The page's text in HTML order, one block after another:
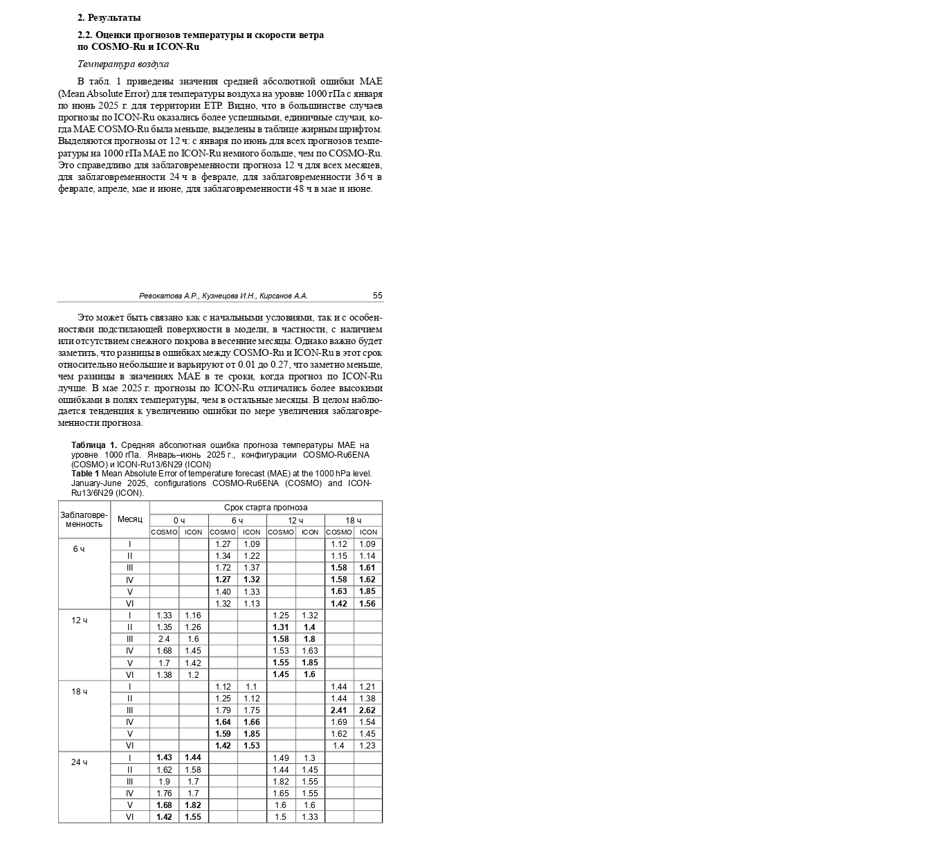
2. Результаты
2.2. Оценки прогнозов температуры и скорости ветра
по COSMO-RuиICON-Ru
Температура воздуха
В табл. 1 приведены значения средней абсолютной ошибки МАЕ
(Mean Absolute Error) для температуры воздуха на уровне 1000 гПа с января
по июнь 2025 г. для территории ЕТР. Видно, что в большинстве случаев
прогнозы поICON-Ruоказались более успешными, единичные случаи, ко-
гда МАЕCOSMO-Ruбыла меньше, выделены в таблице жирным шрифтом.
Выделяются прогнозы от 12 ч: с января по июнь для всех прогнозов темпе-
ратуры на 1000 гПа МАЕ по ICON-Ruнемного больше, чем поCOSMO-Ru.
Это справедливо для заблаговременности прогноза 12 ч для всех месяцев,
для заблаговременности 24 ч в феврале, для заблаговременности 36 ч в
феврале, апреле, мае и июне, для заблаговременности 48 ч в мае и июне.
Ревокатова А.Р., Кузнецова И.Н., Кирсанов А.А. 55
Это может быть связано как с начальными условиями, так и с особен-
ностями подстилающей поверхности в модели, в частности, с наличием
или отсутствием снежного покрова в весенние месяцы. Однако важно будет
заметить, что разницы в ошибках междуCOSMO-RuиICON-Ruв этот срок
относительно небольшие и варьируют от 0.01 до 0.27, что заметно меньше,
чем разницы в значениях МАЕ в те сроки, когда прогноз по ICON-Ru
лучше. В мае 2025 г.прогнозы по ICON-Ru отличались более высокими
ошибками в полях температуры, чем в остальные месяцы. В целом наблю-
дается тенденция к увеличению ошибки по мере увеличения заблаговре-
менности прогноза.
Таблица 1.Средняя абсолютная ошибка прогноза температуры МАЕ на
уровне 1000 гПа. Январь‒июнь 2025 г., конфигурации COSMO-Ru6ENA
(COSMO) и ICON-Ru13/6N29 (ICON)
Table 1 Mean Absolute Error of temperature forecast (MAE) at the 1000 hPa level.
January-June 2025, configurations COSMO-Ru6ENA (COSMO) and ICON-
Ru13/6N29 (ICON).
Срок старта прогноза
Заблаговре-
менность
Месяц 0 ч 6 ч 12 ч 18 ч
COSMO ICON COSMO ICON COSMO ICON COSMO ICON
1.27 1.09
1.34 1.22
1.72 1.37
1.27 1.32
1.40 1.33
1.32 1.13
1.12 1.09
1.15 1.14
1.58 1.61
1.58 1.62
1.63 1.85
1.42 1.56
6ч
IV
V
VI
1.33
1.35
2.4
1.16
1.26
1.6
1.25
1.31
1.58
1.53
1.55
1.45
1.32
1.4
12 ч
18 ч
24 ч
1.8
IV
V
VI
I
1.68
1.7
1.45
1.42
1.2
1.63
1.85
1.6
1.38
1.12 1.1
1.44 1.21
1.44 1.38
2.41 2.62
1.69 1.54
1.62 1.45
1.25 1.12
1.79 1.75
1.64 1.66
1.59 1.85
1.42 1.53
IV
V
VI
I
1.4
1.23
1.43
1.62
1.9
1.44
1.58
1.7
1.49
1.44
1.82
1.65
1.6
1.3
1.45
1.55
1.55
1.6
II
III
IV
V
VI
1.76
1.68
1.42
1.7
1.82
1.55
1.5 1.33